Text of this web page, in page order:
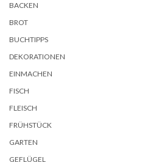
BACKEN
BROT
BUCHTIPPS
DEKORATIONEN
EINMACHEN
FISCH
FLEISCH
FRÜHSTÜCK
GARTEN
GEFLÜGEL